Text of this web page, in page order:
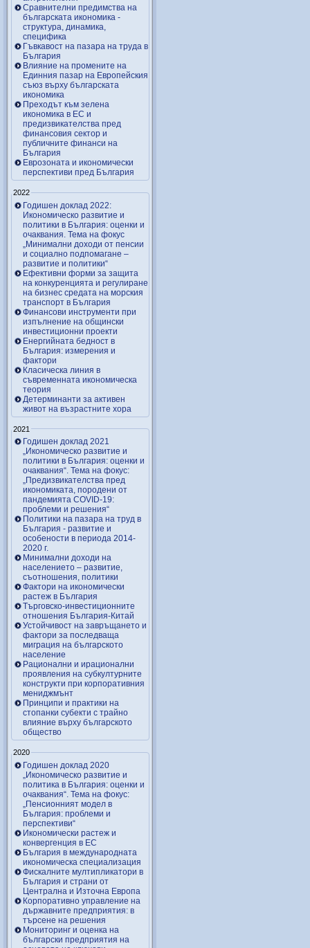
Сравнителни предимства на
българската икономика -
структура, динамика,
специфика
Гъвкавост на пазара на труда в
България
Влияние на промените на
Единния пазар на Европейския
съюз върху българската
икономика
Преходът към зелена
икономика в ЕС и
предизвикателства пред
финансовия сектор и
публичните финанси на
България
Еврозоната и икономически
перспективи пред България
2022
Годишен доклад 2022:
Икономическо развитие и
политики в България: оценки и
очаквания. Тема на фокус
„Минимални доходи от пенсии
и социално подпомагане –
развитие и политики“
Ефективни форми за защита
на конкуренцията и регулиране
на бизнес средата на морския
транспорт в България
Финансови инструменти при
изпълнение на общински
инвестиционни проекти
Енергийната бедност в
България: измерения и
фактори
Класическа линия в
съвременната икономическа
теория
Детерминанти за активен
живот на възрастните хора
2021
Годишен доклад 2021
„Икономическо развитие и
политики в България: оценки и
очаквания“. Тема на фокус:
„Предизвикателства пред
икономиката, породени от
пандемията COVID-19:
проблеми и решения“
Политики на пазара на труд в
България - развитие и
особености в периода 2014-
2020 г.
Минимални доходи на
населението – развитие,
съотношения, политики
Фактори на икономически
растеж в България
Търговско-инвестиционните
отношения България-Китай
Устойчивост на завръщането и
фактори за последваща
миграция на българското
население
Рационални и ирационални
проявления на субкултурните
конструкти при корпоративния
мениджмънт
Принципи и практики на
стопанки субекти с трайно
влияние върху българското
общество
2020
Годишен доклад 2020
„Икономическо развитие и
политика в България: оценки и
очаквания“. Тема на фокус:
„Пенсионният модел в
България: проблеми и
перспективи“
Икономически растеж и
конвергенция в ЕС
България в международната
икономическа специализация
Фискалните мултипликатори в
България и страни от
Централна и Източна Европа
Корпоративно управление на
държавните предприятия: в
търсене на решения
Мониторинг и оценка на
български предприятия на